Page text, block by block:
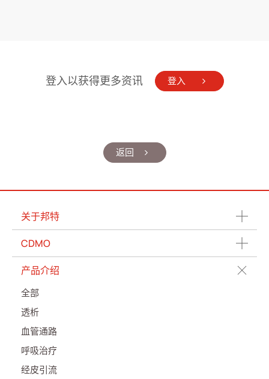
登入以获得更多资讯 登入
返回
关于邦特
CDMO
产品介绍
全部
透析
血管通路
呼吸治疗
经皮引流